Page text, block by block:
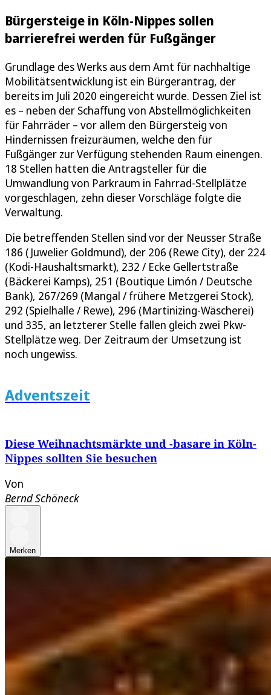
Bürgersteige in Köln-Nippes sollen
barrierefrei werden für Fußgänger
Grundlage des Werks aus dem Amt für nachhaltige
Mobilitätsentwicklung ist ein Bürgerantrag, der
bereits im Juli 2020 eingereicht wurde. Dessen Ziel ist
es – neben der Schaffung von Abstellmöglichkeiten
für Fahrräder – vor allem den Bürgersteig von
Hindernissen freizuräumen, welche den für
Fußgänger zur Verfügung stehenden Raum einengen.
18 Stellen hatten die Antragsteller für die
Umwandlung von Parkraum in Fahrrad-Stellplätze
vorgeschlagen, zehn dieser Vorschläge folgte die
Verwaltung.
Die betreffenden Stellen sind vor der Neusser Straße
186 (Juwelier Goldmund), der 206 (Rewe City), der 224
(Kodi-Haushaltsmarkt), 232 / Ecke Gellertstraße
(Bäckerei Kamps), 251 (Boutique Limón / Deutsche
Bank), 267/269 (Mangal / frühere Metzgerei Stock),
292 (Spielhalle / Rewe), 296 (Martinizing-Wäscherei)
und 335, an letzterer Stelle fallen gleich zwei Pkw-
Stellplätze weg. Der Zeitraum der Umsetzung ist
noch ungewiss.
Adventszeit
Diese Weihnachtsmärkte und -basare in Köln-
Nippes sollten Sie besuchen
Von
Bernd Schöneck
Merken